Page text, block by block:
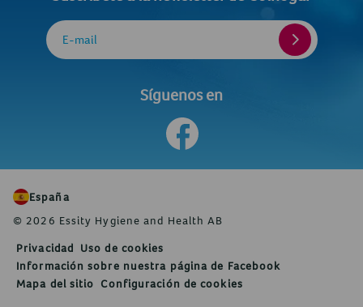
E-mail
Síguenos en
España
© 2026 Essity Hygiene and Health AB
Privacidad Uso de cookies
Información sobre nuestra página de Facebook
Mapa del sitio Configuración de cookies